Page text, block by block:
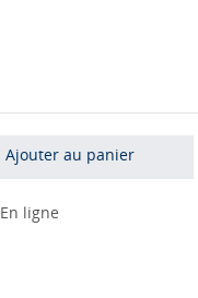
Ajouter au panier
En ligne